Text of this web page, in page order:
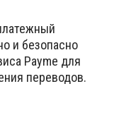
и безопасно
Payme для
переводов.